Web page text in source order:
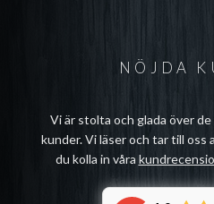
NÖJDA
Vi är stolta och glada över
kunder. Vi läser och tar till oss
du kolla in våra